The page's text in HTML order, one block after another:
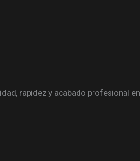
rapidez y acabado profesional en